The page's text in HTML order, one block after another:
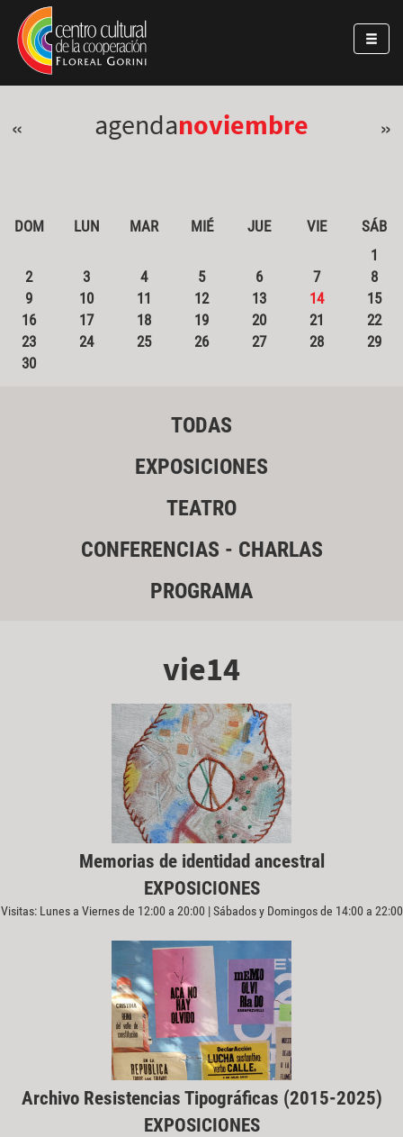
Pasar al contenido principal
Jump to main content
« agendanoviembre »
DOM LUN MAR MIÉ JUE VIE
SÁB
1
2
3 4 5 6 7
8
9
10 11 12 13 14
15
16
17 18 19 20 21
22
23
24 25 26 27 28
29
30
TODAS
EXPOSICIONES
TEATRO
CONFERENCIAS - CHARLAS
PROGRAMA
vie14
Memorias de identidad ancestral
EXPOSICIONES
Visitas: Lunes a Viernes de 12:00 a 20:00 | Sábados y Domingos de 14:00 a 22:00
Archivo Resistencias Tipográficas (2015-2025)
EXPOSICIONES